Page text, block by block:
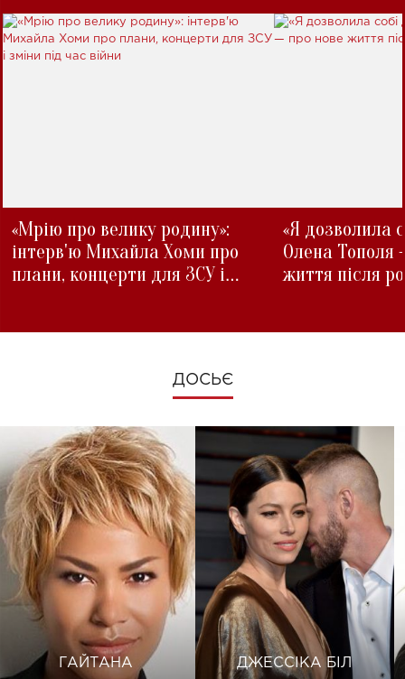
«Мрію про велику родину»:
інтерв'ю Михайла Хоми про
плани, концерти для ЗСУ і
«Я дозволила
Олена Тополя
життя після
ДОСЬЄ
ГАЙТАНА ДЖЕССІКА БІЛ